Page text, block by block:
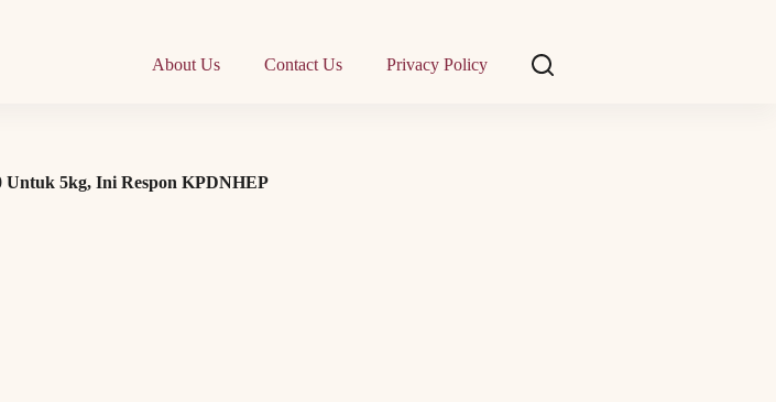
About Us Contact Us Privacy Policy
5kg, Ini Respon KPDNHEP